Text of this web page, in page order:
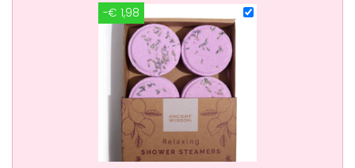
-€ 1,98